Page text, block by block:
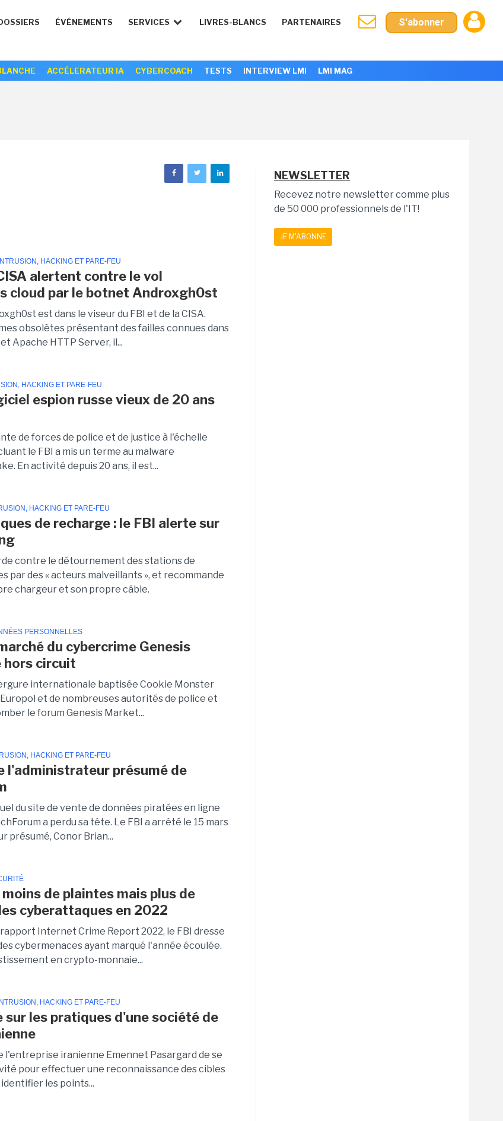
ÉVÉNEMENTS SERVICES LIVRES-BLANCS PARTENAIRES S'abonner
ACCÉLERATEUR IA CYBERCOACH TESTS INTERVIEW LMI LMI MAG
HACKING ET PARE-FEU
alertent contre le vol
cloud par le botnet Androxgh0st
est dans le viseur du FBI et de la CISA.
obsolètes présentant des failles connues dans
Apache HTTP Server, il...
HACKING ET PARE-FEU
espion russe vieux de 20 ans
de forces de police et de justice à l'échelle
le FBI a mis un terme au malware
En activité depuis 20 ans, il est...
HACKING ET PARE-FEU
de recharge : le FBI alerte sur
contre le détournement des stations de
par des « acteurs malveillants », et recommande
chargeur et son propre câble.
PERSONNELLES
du cybercrime Genesis
hors circuit
internationale baptisée Cookie Monster
et de nombreuses autorités de police et
le forum Genesis Market...
HACKING ET PARE-FEU
l'administrateur présumé de
du site de vente de données piratées en ligne
a perdu sa tête. Le FBI a arrêté le 15 mars
présumé, Conor Brian...
moins de plaintes mais plus de
cyberattaques en 2022
Internet Crime Report 2022, le FBI dresse
cybermenaces ayant marqué l'année écoulée.
en crypto-monnaie...
HACKING ET PARE-FEU
sur les pratiques d'une société de
l'entreprise iranienne Emennet Pasargard de se
pour effectuer une reconnaissance des cibles
les points...
NEWSLETTER
Recevez notre newsletter comme plus
de 50 000 professionnels de l'IT!
JE M'ABONNE